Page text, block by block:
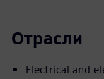
Отрасли
Electrical and